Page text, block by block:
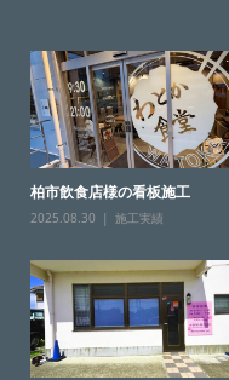
柏市飲食店様の看板施工
2025.08.30 施工実績